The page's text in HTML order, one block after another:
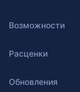
Возможности
Расценки
Обновления